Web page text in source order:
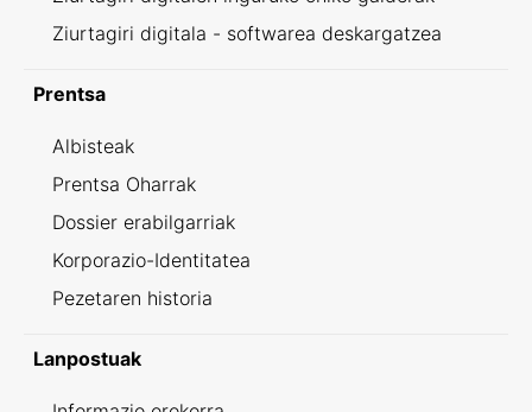
Ziurtagiri digitala - softwarea deskargatzea
Prentsa
Albisteak
Prentsa Oharrak
Dossier erabilgarriak
Korporazio-Identitatea
Pezetaren historia
Lanpostuak